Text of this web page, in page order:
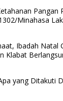
Pangan
Minahasa
Ibadah Natal
Klabat
yang Ditakuti